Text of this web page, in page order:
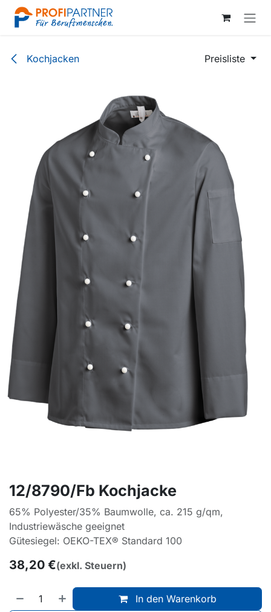
Zum Inhalt springen
Kochjacken Preisliste
12/8790/Fb Kochjacke
65% Polyester/35% Baumwolle, ca. 215 g/qm,
Industriewäsche geeignet
Gütesiegel: OEKO-TEX® Standard 100
38,20 €(exkl. Steuern)
In den Warenkorb